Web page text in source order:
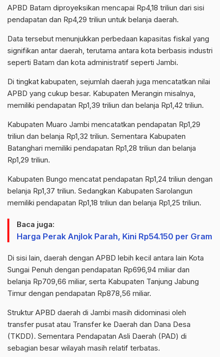
APBD Batam diproyeksikan mencapai Rp4,18 triliun dari sisi
pendapatan dan Rp4,29 triliun untuk belanja daerah.
Data tersebut menunjukkan perbedaan kapasitas fiskal yang
signifikan antar daerah, terutama antara kota berbasis industri
seperti Batam dan kota administratif seperti Jambi.
Di tingkat kabupaten, sejumlah daerah juga mencatatkan nilai
APBD yang cukup besar. Kabupaten Merangin misalnya,
memiliki pendapatan Rp1,39 triliun dan belanja Rp1,42 triliun.
Kabupaten Muaro Jambi mencatatkan pendapatan Rp1,29
triliun dan belanja Rp1,32 triliun. Sementara Kabupaten
Batanghari memiliki pendapatan Rp1,28 triliun dan belanja
Rp1,29 triliun.
Kabupaten Bungo mencatat pendapatan Rp1,24 triliun dengan
belanja Rp1,37 triliun. Sedangkan Kabupaten Sarolangun
memiliki pendapatan Rp1,18 triliun dan belanja Rp1,25 triliun.
Baca juga:
Harga Perak Anjlok Parah, Kini Rp54.150 per Gram
Di sisi lain, daerah dengan APBD lebih kecil antara lain Kota
Sungai Penuh dengan pendapatan Rp696,94 miliar dan
belanja Rp709,66 miliar, serta Kabupaten Tanjung Jabung
Timur dengan pendapatan Rp878,56 miliar.
Struktur APBD daerah di Jambi masih didominasi oleh
transfer pusat atau Transfer ke Daerah dan Dana Desa
(TKDD). Sementara Pendapatan Asli Daerah (PAD) di
sebagian besar wilayah masih relatif terbatas.